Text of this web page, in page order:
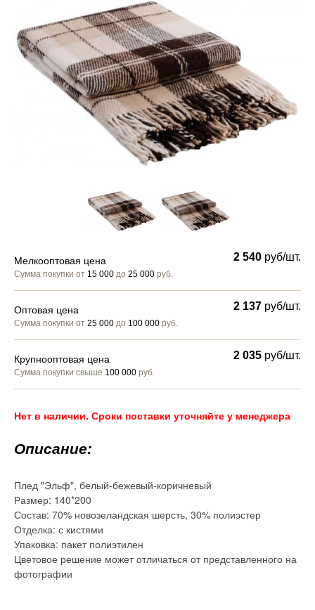
Мелкооптовая цена
Сумма покупки от 15 000 до 25 000 руб.
2 540 руб/шт.
Оптовая цена
Сумма покупки от 25 000 до 100 000 руб.
2 137 руб/шт.
Крупнооптовая цена
Сумма покупки свыше 100 000 руб.
2 035 руб/шт.
Нет в наличии. Сроки поставки уточняйте у менеджера
Описание:
Плед "Эльф", белый-бежевый-коричневый
Размер: 140*200
Состав: 70% новозеландская шерсть, 30% полиэстер
Отделка: с кистями
Упаковка: пакет полиэтилен
Цветовое решение может отличаться от представленного на
фотографии